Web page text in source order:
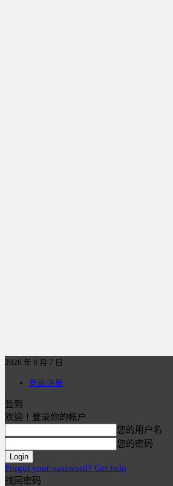
2026 年 8 月 7 日
登录/注册
签到
欢迎！登录你的帐户
您的用户名
您的密码
Forgot your password? Get help
找回密码